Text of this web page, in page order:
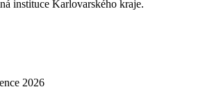
instituce Karlovarského kraje.
2026